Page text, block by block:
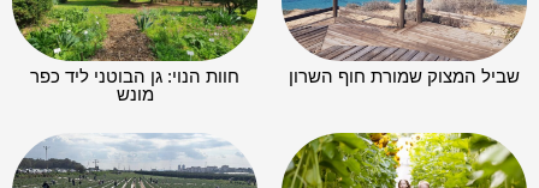
שביל המצוק שמורת חוף השרון
חוות הנוי: גן הבוטני ליד כפר
מונש